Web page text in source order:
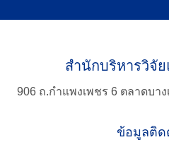
for:
สำนักบริหารวิจั
906 ถ.กำแพงเพชร 6 ตลาดบา
ข้อมูลติด